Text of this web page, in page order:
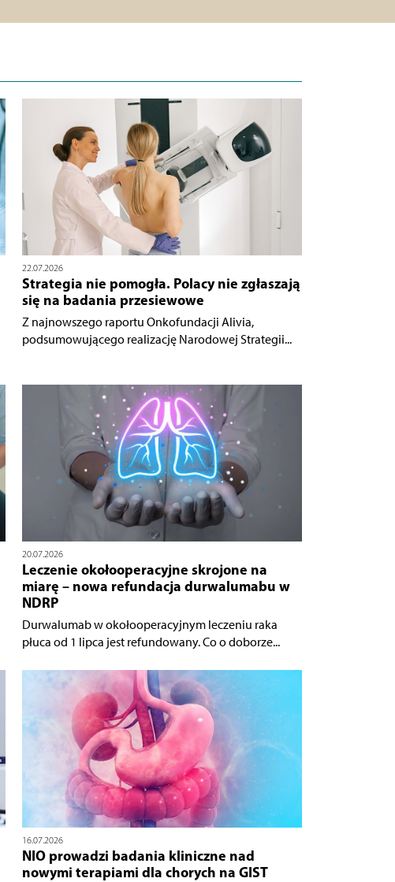
22.07.2026
Strategia nie pomogła. Polacy nie zgłaszają
się na badania przesiewowe
Z najnowszego raportu Onkofundacji Alivia,
podsumowującego realizację Narodowej Strategii...
20.07.2026
Leczenie okołooperacyjne skrojone na
miarę – nowa refundacja durwalumabu w
NDRP
Durwalumab w okołooperacyjnym leczeniu raka
płuca od 1 lipca jest refundowany. Co o doborze...
16.07.2026
NIO prowadzi badania kliniczne nad
nowymi terapiami dla chorych na GIST